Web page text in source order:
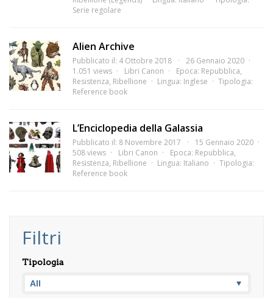
Serie regolare
Alien Archive
Pubblicato il: 4 Ottobre 2018
26 Gennaio 2020
1.051 views
Libri Canon Epoca: Repubblica,
Resistenza, Ribellione Lingua: Inglese
Tipologia:
Reference book
L’Enciclopedia della Galassia
Pubblicato il: 8 Novembre 2017
15 Gennaio 2020
508 views
Libri Canon Epoca: Repubblica,
Resistenza, Ribellione Lingua: Italiano
Tipologia:
Reference book
Filtri
Tipologia